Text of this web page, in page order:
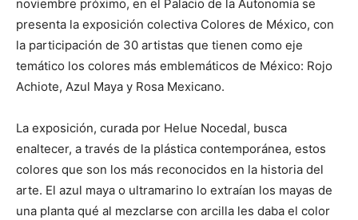
noviembre próximo, en el Palacio de la Autonomía se
presenta la exposición colectiva Colores de México, con
la participación de 30 artistas que tienen como eje
temático los colores más emblemáticos de México: Rojo
Achiote, Azul Maya y Rosa Mexicano.
La exposición, curada por Helue Nocedal, busca
enaltecer, a través de la plástica contemporánea, estos
colores que son los más reconocidos en la historia del
arte. El azul maya o ultramarino lo extraían los mayas de
una planta qué al mezclarse con arcilla les daba el color